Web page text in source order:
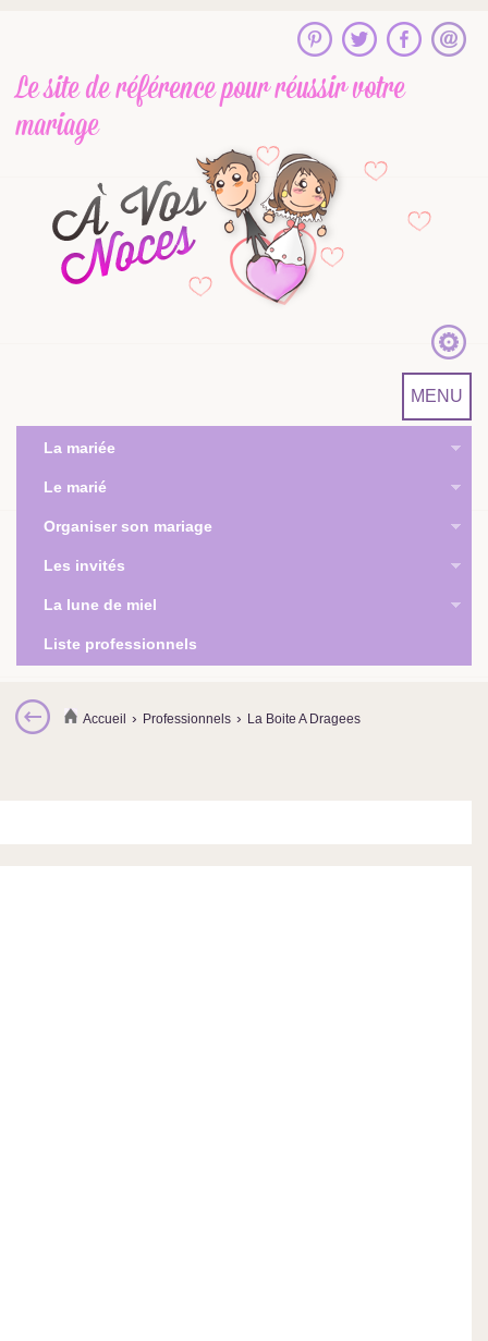
Le site de référencepour réussir votre
mariage
MENU
La mariée
Le marié
Organiser son mariage
Les invités
La lune de miel
Liste professionnels
Accueil › Professionnels › La Boite A Dragees